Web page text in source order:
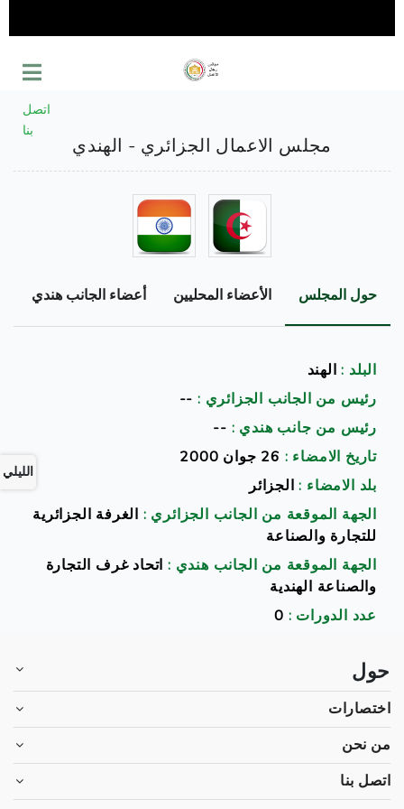
اتصل
بنا
مجلس الاعمال الجزائري - الهندي
حول المجلس الأعضاء المحليين أعضاء الجانب هندي
البلد : الهند
رئيس من الجانب الجزائري : --
رئيس من جانب هندي : --
تاريخ الامضاء :
بلد الامضاء : الجزائر
الجهة الموقعة من الجانب الجزائري : الغرفة الجزائرية
للتجارة والصناعة
الجهة الموقعة من الجانب هندي : اتحاد غرف التجارة
والصناعة الهندية
عدد الدورات : 0
حول
اختصارات
من نحن
اتصل بنا
الليلي